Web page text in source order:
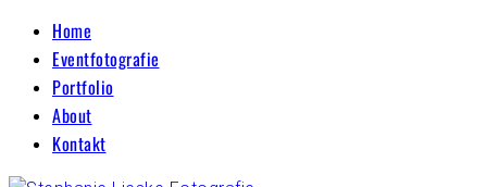
Home
Eventfotografie
Portfolio
About
Kontakt